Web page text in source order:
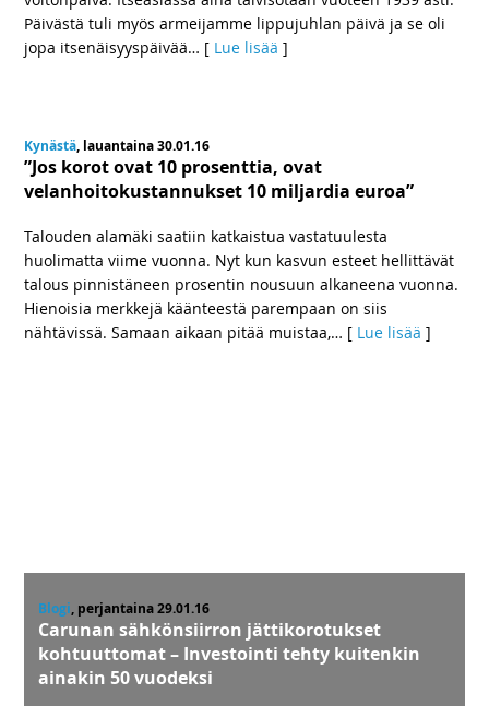
Päivästä tuli myös armeijamme lippujuhlan päivä ja se oli
jopa itsenäisyyspäivää… [ Lue lisää ]
Kynästä, lauantaina 30.01.16
”Jos korot ovat 10 prosenttia, ovat
velanhoitokustannukset 10 miljardia euroa”
Talouden alamäki saatiin katkaistua vastatuulesta
huolimatta viime vuonna. Nyt kun kasvun esteet hellittävät
talous pinnistäneen prosentin nousuun alkaneena vuonna.
Hienoisia merkkejä käänteestä parempaan on siis
nähtävissä. Samaan aikaan pitää muistaa,… [ Lue lisää ]
Blogi, perjantaina 29.01.16
Carunan sähkönsiirron jättikorotukset
kohtuuttomat – Investointi tehty kuitenkin
ainakin 50 vuodeksi